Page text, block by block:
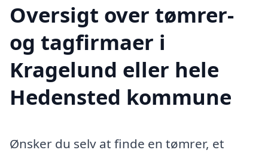
Oversigt over tømrer-
og tagfirmaer i
Kragelund eller hele
Hedensted kommune
Ønsker du selv at finde en tømrer, et